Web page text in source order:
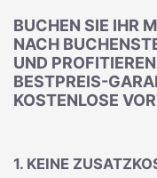
BUCHEN SIE IHR
NACH
UND
BESTPREIS-
KOSTENLOSE
1. KEINE